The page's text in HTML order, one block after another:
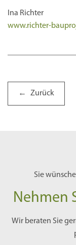
Ina Richter
www.richter-
Zurück
Sie
Nehmen
Wir beraten Sie